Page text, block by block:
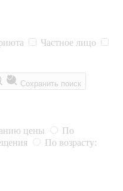
Частное лицо
Сохранить поиск
цены
По
По возрасту: